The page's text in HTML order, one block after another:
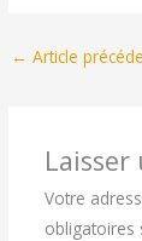
← Article
Votre
obligatoires